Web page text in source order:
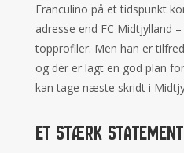
Franculino på et tidspunkt
adresse end FC Midtjylland
topprofiler. Men han er
og der er lagt en god plan
kan tage næste skridt i
Et stærk statement